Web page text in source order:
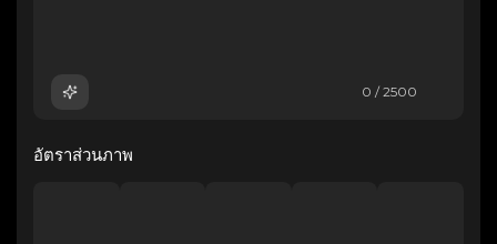
0 / 2500
อัตราส่วนภาพ